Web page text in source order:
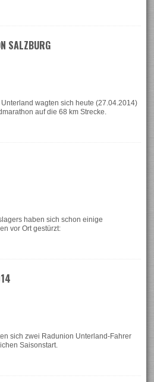
SALZBURG
wagten sich heute (27.04.2014)
auf die 68 km Strecke.
haben sich schon einige
vor Ort gestürzt:
sich zwei Radunion Unterland-Fahrer
Saisonstart.